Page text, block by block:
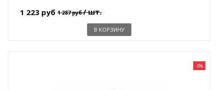
1 223 руб 1 287 руб/ шт.
В КОРЗИНУ
-5%